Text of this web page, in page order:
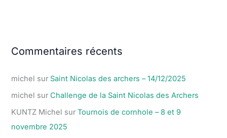
Commentaires récents
michel sur Saint Nicolas des archers – 14/12/2025
michel sur Challenge de la Saint Nicolas des Archers
KUNTZ Michel surTournois de cornhole – 8 et 9
novembre 2025